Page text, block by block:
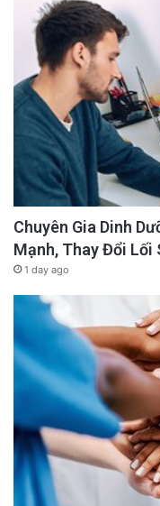
Chuyên Gia Dinh
Mạnh, Thay Đổi Lối
1 day ago